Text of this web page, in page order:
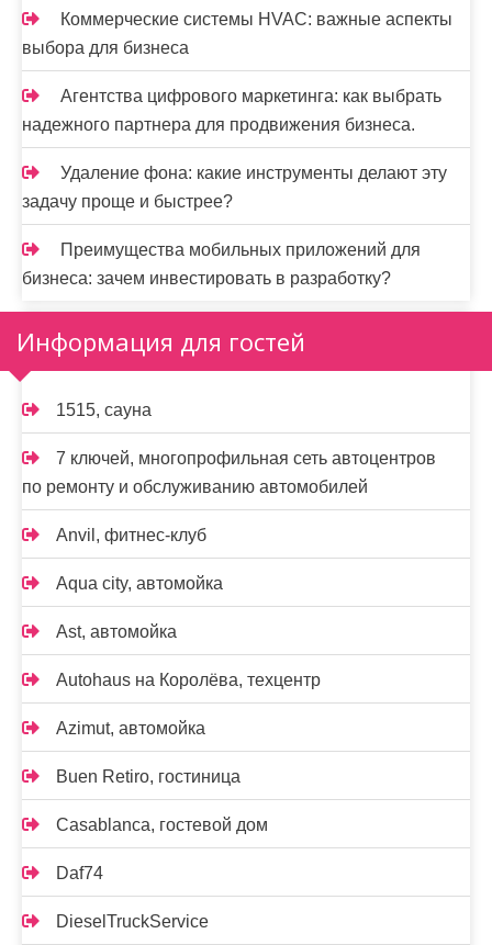
Коммерческие системы HVAC: важные аспекты
выбора для бизнеса
Агентства цифрового маркетинга: как выбрать
надежного партнера для продвижения бизнеса.
Удаление фона: какие инструменты делают эту
задачу проще и быстрее?
Преимущества мобильных приложений для
бизнеса: зачем инвестировать в разработку?
Информация для гостей
1515, сауна
7 ключей, многопрофильная сеть автоцентров
по ремонту и обслуживанию автомобилей
Anvil, фитнес-клуб
Aqua city, автомойка
Ast, автомойка
Autohaus на Королёва, техцентр
Azimut, автомойка
Buen Retiro, гостиница
Casablanca, гостевой дом
Daf74
DieselTruckService